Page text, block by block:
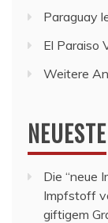
Paraguay
El Paraiso
Weitere
Die “neue
Impfstoff
giftigem